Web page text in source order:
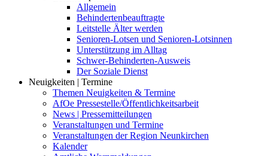
Allgemein
Behindertenbeauftragte
Leitstelle Älter werden
Senioren-Lotsen und Senioren-Lotsinnen
Unterstützung im Alltag
Schwer-Behinderten-Ausweis
Der Soziale Dienst
Neuigkeiten | Termine
Themen Neuigkeiten & Termine
AfOe Pressestelle/Öffentlichkeitsarbeit
News | Pressemitteilungen
Veranstaltungen und Termine
Veranstaltungen der Region Neunkirchen
Kalender